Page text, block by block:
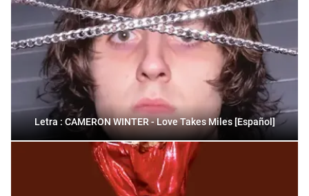
Letra : CAMERON WINTER - Love Takes Miles [Español]